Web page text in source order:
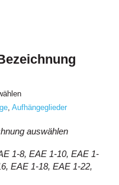
Aufhängeglieder
auswählen
1-8, EAE 1-10, EAE 1-
EAE 1-18, EAE 1-22,